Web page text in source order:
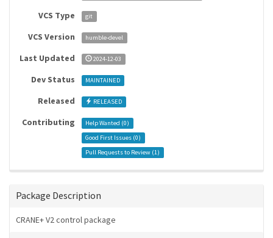
VCS Type git
VCS Version humble-devel
Last Updated 2024-12-03
Dev Status MAINTAINED
Released RELEASED
Contributing Help Wanted (0)
Good First Issues (0)
Pull Requests to Review (1)
Package Description
CRANE+ V2 control package